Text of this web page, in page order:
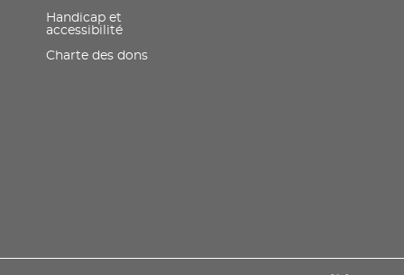
Handicap et
accessibilité
Charte des dons